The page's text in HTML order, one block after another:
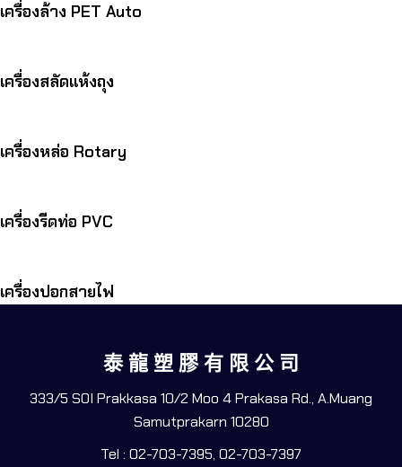
เครื่องล้าง PET Auto
เครื่องสลัดแห้งถุง
เครื่องหล่อ Rotary
เครื่องรีดท่อ PVC
เครื่องปอกสายไฟ
泰 龍 塑 膠 有 限 公 司
333/5 SOI Prakkasa 10/2 Moo 4 Prakasa Rd., A.Muang
Samutprakarn 10280
Tel : 02-703-7395, 02-703-7397